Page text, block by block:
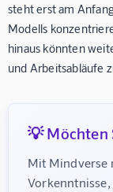
steht erst am
Modells
hinaus könnten
und Arbeitsabläufe
💡 Möchten
Mit Mindverse
Vorkenntnisse,